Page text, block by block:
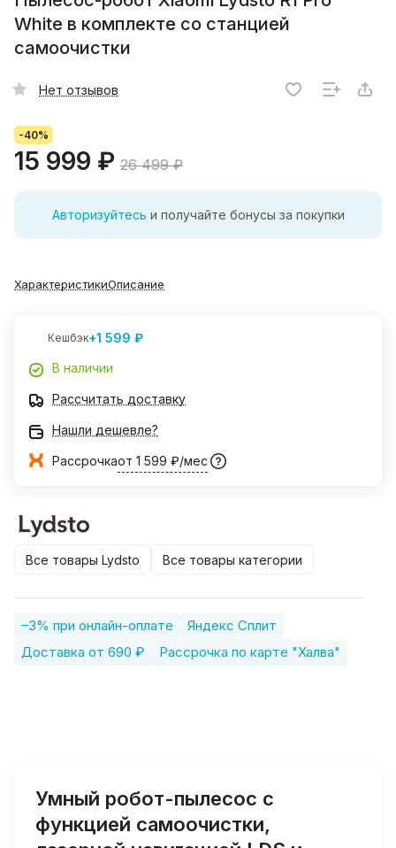
White в комплекте со станцией
самоочистки
Нет отзывов
-40%
15 999 ₽ 26 499 ₽
Авторизуйтесь и получайте бонусы за покупки
ХарактеристикиОписание
Кешбэк+1 599 ₽
В наличии
Рассчитать доставку
Нашли дешевле?
Рассрочкаот 1 599 ₽/мес
Все товары Lydsto Все товары категории
–3% при онлайн-оплате
Яндекс Сплит
Доставка от 690 ₽
Рассрочка по карте "Халва"
Умный робот-пылесос с
функцией самоочистки,